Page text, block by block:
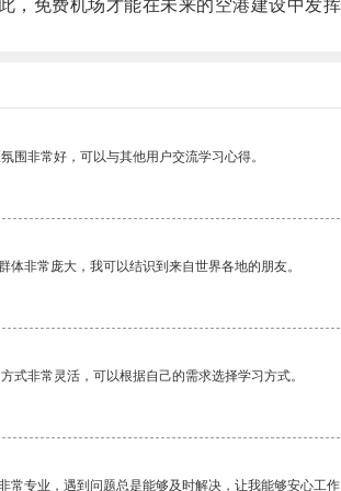
免费机场才能在未来的空港建设中发挥
围非常好，可以与其他用户交流学习心得。
体非常庞大，我可以结识到来自世界各地的朋友。
式非常灵活，可以根据自己的需求选择学习方式。
常专业，遇到问题总是能够及时解决，让我能够安心工作